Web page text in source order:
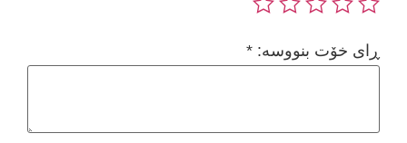
ڕای خۆت بنووسە: *